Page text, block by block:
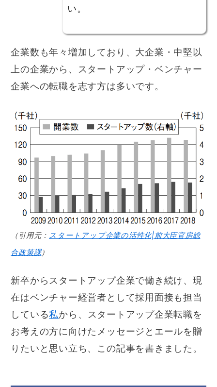
い。
企業数も年々増加しており、大企業・中堅以
上の企業から、スタートアップ・ベンチャー
企業への転職を志す方は多いです。
（引用元： スタートアップ企業の活性化|前大臣官房総
合政策課）
新卒からスタートアップ企業で働き続け、現
在はベンチャー経営者として採用面接も担当
している私から、スタートアップ企業転職を
お考えの方に向けたメッセージとエールを贈
りたいと思い立ち、この記事を書きました。